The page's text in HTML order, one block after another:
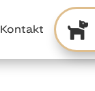
Kontakt 